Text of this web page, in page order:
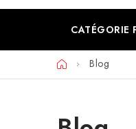
CATÉGORIE
AccueilBlog